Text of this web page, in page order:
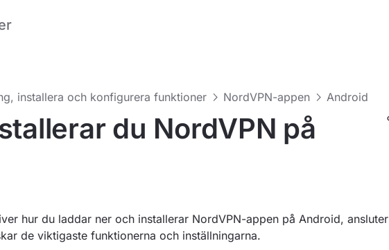
installera och konfigurera funktioner NordVPN-appen Android
du NordVPN på
hur du laddar ner och installerar NordVPN-appen på Android, ansluter
de viktigaste funktionerna och inställningarna.